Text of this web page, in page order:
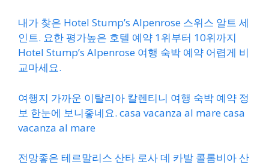
내가 찾은 Hotel Stump’s Alpenrose 스위스 알트 세
인트. 요한 평가높은 호텔 예약 1위부터 10위까지
Hotel Stump’s Alpenrose 여행 숙박 예약 어렵게 비
교마세요.
여행지 가까운 이탈리아 칼렌티니 여행 숙박 예약 정
보 한눈에 보니좋네요. casa vacanza al mare casa
vacanza al mare
전망좋은 테르말리스 산타 로사 데 카발 콜롬비아 산